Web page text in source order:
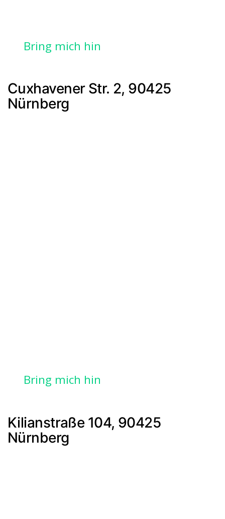
Bring mich hin
Cuxhavener Str. 2, 90425
Nürnberg
Bring mich hin
Kilianstraße 104, 90425
Nürnberg